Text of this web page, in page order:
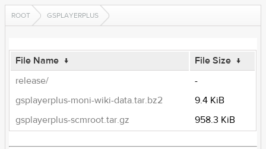
ROOT GSPLAYERPLUS
File Name ↓ File Size ↓
release/
-
gsplayerplus-moni-wiki-data.tar.bz2
9.4 KiB
gsplayerplus-scmroot.tar.gz
958.3 KiB